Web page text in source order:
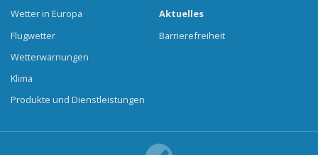
Wetter in Europa
Flugwetter
Wetterwarnungen
Klima
Produkte und Dienstleistungen
Aktuelles
Barrierefreiheit